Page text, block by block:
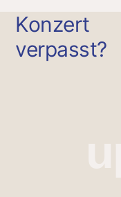
Konzert
verpasst?